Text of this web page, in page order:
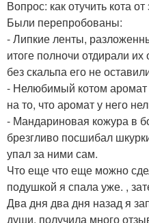
Вопрос: как отучить кота
Были перепробованы:
- Липкие ленты,
итоге полночи отдирали
без скальпа его не
- Нелюбимый котом аромат
на то, что аромат у него
- Мандариновая кожура в
брезгливо посшибал
упал за ними сам.
Что еще что еще можно
подушкой я спала уже. ,
Два дня два дня назад я
души. получила много